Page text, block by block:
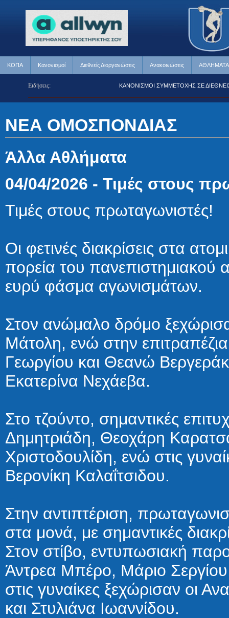
ΚΟΠΑ Κανονισμοί Διεθνείς Διοργανώσεις Ανακοινώσεις ΑΘΛΗΜΑΤΑ
Ειδήσεις:
ΔΙΕΘΝΕΙΣ ΑΓΩΝΕΣ ΚΑΝΟΝΙΣΜΟΙ ΣΥΜΜΕΤΟΧΗΣ ΣΕ ΔΙΕΘΝΕΙΣ
ΝΕΑ ΟΜΟΣΠΟΝΔΙΑΣ
Άλλα Αθλήματα
04/04/2026 - Τιμές στους
Τιμές στους πρωταγωνιστές!
Οι φετινές διακρίσεις στα
πορεία του πανεπιστημιακού
ευρύ φάσμα αγωνισμάτων.
Στον ανώμαλο δρόμο
Μάτολη, ενώ στην επιτραπέζια
Γεωργίου και Θεανώ
Εκατερίνα Νεχάεβα.
Στο τζούντο, σημαντικές
Δημητριάδη, Θεοχάρη
Χριστοδουλίδη, ενώ στις
Βερονίκη Καλαΐτσιδου.
Στην αντιπτέριση,
στα μονά, με σημαντικές
Στον στίβο, εντυπωσιακή
Άντρεα Μπέρο, Μάριο
στις γυναίκες ξεχώρισαν οι
και Στυλιάνα Ιωαννίδου.